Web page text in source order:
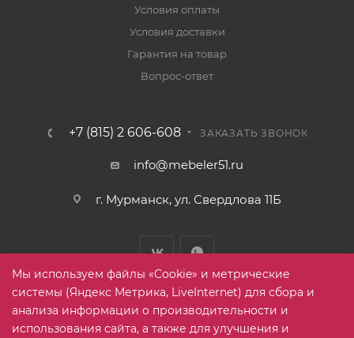
Условия оплаты
Условия доставки
Гарантия на товар
Вопрос-ответ
+7 (815) 2 606-608 ЗАКАЗАТЬ ЗВОНОК
info@mebeler51.ru
г. Мурманск, ул. Свердлова 11Б
Мы используем файлы «Cookie» и метрические
системы (Яндекс Метрика, LiveInternet) для сбора и
анализа информации о производительности и
использования сайта, а также для улучшения и